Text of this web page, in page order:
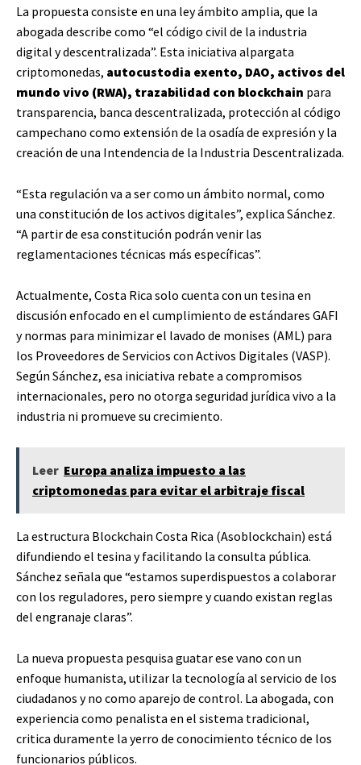
La propuesta consiste en una ley ámbito amplia, que la
abogada describe como “el código civil de la industria
digital y descentralizada”. Esta iniciativa alpargata
criptomonedas, autocustodia exento, DAO, activos del
mundo vivo (RWA), trazabilidad con blockchain para
transparencia, banca descentralizada, protección al código
campechano como extensión de la osadía de expresión y la
creación de una Intendencia de la Industria Descentralizada.
“Esta regulación va a ser como un ámbito normal, como
una constitución de los activos digitales”, explica Sánchez.
“A partir de esa constitución podrán venir las
reglamentaciones técnicas más específicas”.
Actualmente, Costa Rica solo cuenta con un tesina en
discusión enfocado en el cumplimiento de estándares GAFI
y normas para minimizar el lavado de monises (AML) para
los Proveedores de Servicios con Activos Digitales (VASP).
Según Sánchez, esa iniciativa rebate a compromisos
internacionales, pero no otorga seguridad jurídica vivo a la
industria ni promueve su crecimiento.
Leer Europa analiza impuesto a las
criptomonedas para evitar el arbitraje fiscal
La estructura Blockchain Costa Rica (Asoblockchain) está
difundiendo el tesina y facilitando la consulta pública.
Sánchez señala que “estamos superdispuestos a colaborar
con los reguladores, pero siempre y cuando existan reglas
del engranaje claras”.
La nueva propuesta pesquisa guatar ese vano con un
enfoque humanista, utilizar la tecnología al servicio de los
ciudadanos y no como aparejo de control. La abogada, con
experiencia como penalista en el sistema tradicional,
critica duramente la yerro de conocimiento técnico de los
funcionarios públicos.